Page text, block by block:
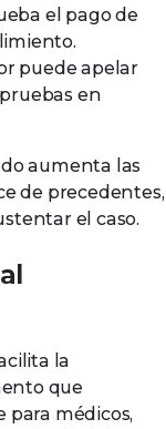
el pago de
puede apelar
en
aumenta las
de precedentes,
el caso.
la
que
médicos,